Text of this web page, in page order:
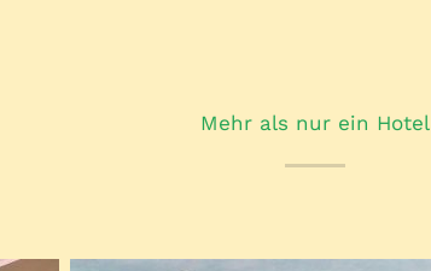
Mehr als nur ein Hotel